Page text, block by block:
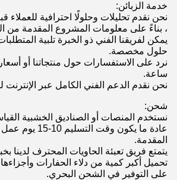
خدمة الزبائن:
نحن نقدم تحليلات وحلولًا احترافية
، بناءً على معلومات المشروع المقدمة من
يمكن لفريقنا الفني ذو الخبرة تلبية
حلول مخصصة.
ساعة.
نحن نقدم الدعم الفني الكامل عبر الإنترنت
شحن:
نستخدم المنصات أو الصناديق الخشبية
عادة ما يكون وقت
المقدمة.
يتمتع فريق تعبئة الحاويات المحترف لدينا
تحميل أكبر كمية من دلاء الحفارات
على التوفير في الشحن البحري.